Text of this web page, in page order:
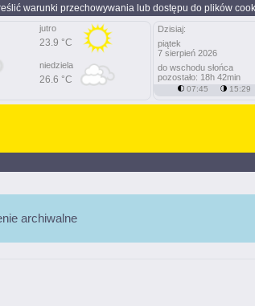
warunki przechowywania lub dostępu do plików
jutro
23.9 °C
niedziela
26.6 °C
Dzisiaj:
piątek
7 sierpień 2026
do wschodu słońca
pozostało: 18h 42min
07:45 15:29
archiwalne